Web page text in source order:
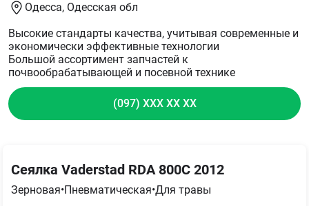
Сеялка Vaderstad RDA 800C 2012
Зерновая•Пневматическая•Для травы
Одесса, Одесская обл
Высокие стандарты качества, учитывая современные и
экономически эффективные технологии
Большой ассортимент запчастей к
почвообрабатывающей и посевной технике
(097) XXX XX XX